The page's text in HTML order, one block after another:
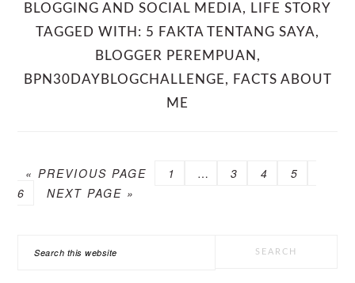
BLOGGING AND SOCIAL MEDIA, LIFE STORY
TAGGED WITH: 5 FAKTA TENTANG SAYA,
BLOGGER PEREMPUAN ,
BPN30DAYBLOGCHALLENGE, FACTS ABOUT
ME
«GO
TO
PREVIOUS PAGE PAGE
1
Interim
… PAGE
3 PAGE
4 PAGE
5
6
GO
NEXT PAGE »
Search